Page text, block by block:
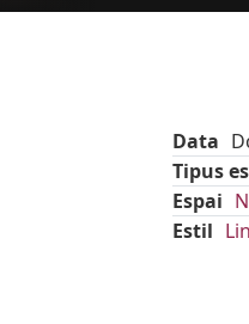
Data
Tipus
Espai
Estil